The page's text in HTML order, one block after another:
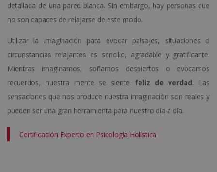
detallada de una pared blanca. Sin embargo, hay personas que
no son capaces de relajarse de este modo.
Utilizar la imaginación para evocar paisajes, situaciones o
circunstancias relajantes es sencillo, agradable y gratificante.
Mientras imaginamos, soñamos despiertos o evocamos
recuerdos, nuestra mente se siente feliz de verdad. Las
sensaciones que nos produce nuestra imaginación son reales y
pueden ser una gran herramienta para nuestro día a día.
Certificación Experto en Psicología Holística